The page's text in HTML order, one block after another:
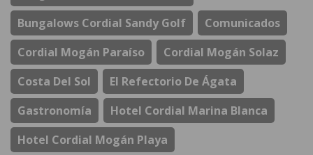
Bungalows Cordial Sandy Golf
Comunicados
Cordial Mogán Paraíso
Cordial Mogán Solaz
Costa Del Sol
El Refectorio De Ágata
Gastronomía
Hotel Cordial Marina Blanca
Hotel Cordial Mogán Playa